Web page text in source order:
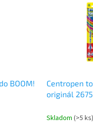
BOOM!
Centropen
originál
Skladom (>5 ks)